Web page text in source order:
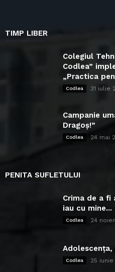
TIMP LIBER
Colegiul
Codlea”
„Practica
Codlea 31 iulie
Campanie
Dragoș!”
Codlea 24 mai
PENITA SUFLETULUI
Crima de a
iau cu mine...
Codlea 24
Codlea 25